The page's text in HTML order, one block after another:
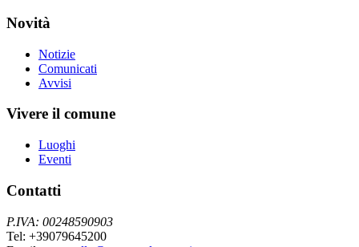
Novità
Notizie
Comunicati
Avvisi
Vivere il comune
Luoghi
Eventi
Contatti
P.IVA: 00248590903
Tel: +39079645200